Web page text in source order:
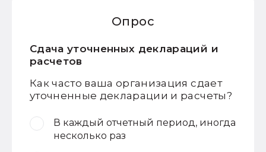
Опрос
Сдача уточненных деклараций и
расчетов
Как часто ваша организация сдает
уточненные декларации и расчеты?
В каждый отчетный период, иногда
несколько раз